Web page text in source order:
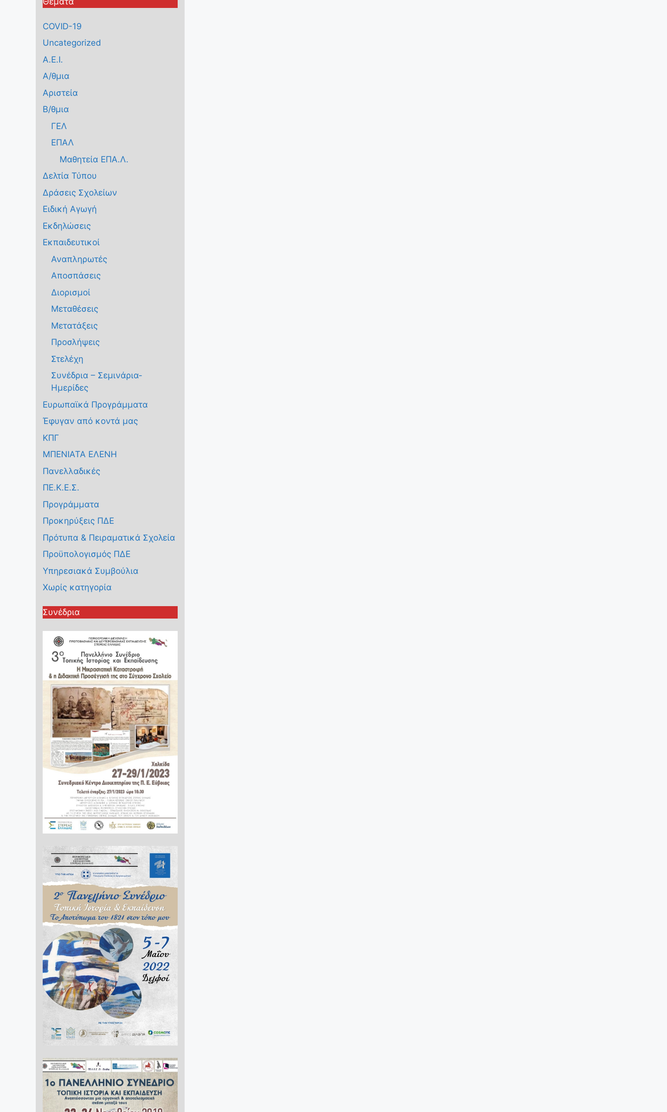
COVID-19
Uncategorized
Α.Ε.Ι.
Α/θμια
Αριστεία
Β/θμια
ΓΕΛ
ΕΠΑΛ
Μαθητεία ΕΠΑ.Λ.
Δελτία Τύπου
Δράσεις Σχολείων
Ειδική Αγωγή
Εκδηλώσεις
Εκπαιδευτικοί
Αναπληρωτές
Αποσπάσεις
Διορισμοί
Μεταθέσεις
Μετατάξεις
Προσλήψεις
Στελέχη
Συνέδρια – Σεμινάρια-
Ημερίδες
Ευρωπαϊκά Προγράμματα
Έφυγαν από κοντά μας
ΚΠΓ
ΜΠΕΝΙΑΤΑ ΕΛΕΝΗ
Πανελλαδικές
ΠΕ.Κ.Ε.Σ.
Προγράμματα
Προκηρύξεις ΠΔΕ
Πρότυπα & Πειραματικά Σχολεία
Προϋπολογισμός ΠΔΕ
Υπηρεσιακά Συμβούλια
Χωρίς κατηγορία
Συνέδρια